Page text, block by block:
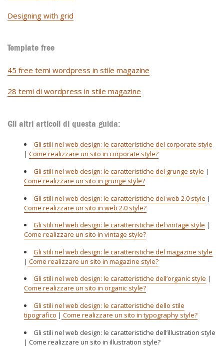
Designing with grid
Template free
45 free temi wordpress in stile magazine
28 temi di wordpress in stile magazine
Gli altri articoli di questa guida:
Gli stili nel web design: le caratteristiche del corporate style
| Come realizzare un sito in corporate style?
Gli stili nel web design: le caratteristiche del grunge style |
Come realizzare un sito in grunge style?
Gli stili nel web design: le caratteristiche del web 2.0 style |
Come realizzare un sito in web 2.0 style?
Gli stili nel web design: le caratteristiche del vintage style |
Come realizzare un sito in vintage style?
Gli stili nel web design: le caratteristiche del magazine style
| Come realizzare un sito in magazine style?
Gli stili nel web design: le caratteristiche dell’organic style |
Come realizzare un sito in organic style?
Gli stili nel web design: le caratteristiche dello stile
tipografico | Come realizzare un sito in typography style?
Gli stili nel web design: le caratteristiche dell’illustration style
| Come realizzare un sito in illustration style?